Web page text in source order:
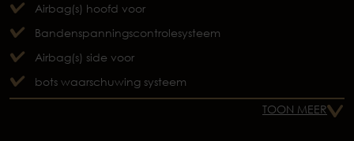
Airbag(s) hoofd voor
Bandenspanningscontrolesysteem
Airbag(s) side voor
bots waarschuwing systeem
TOON MEER